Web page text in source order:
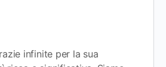
infinite per la sua